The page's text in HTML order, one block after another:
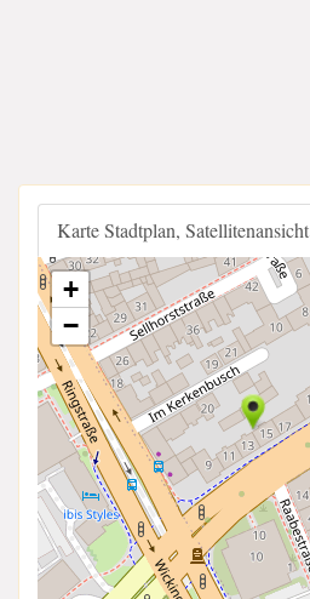
Karte Stadtplan, Satellitenansicht
+
−